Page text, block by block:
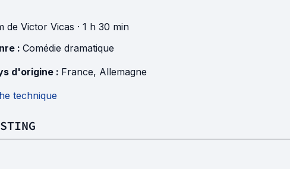
de Victor Vicas · 1 h 30 min
: Comédie dramatique
d'origine : France, Allemagne
technique